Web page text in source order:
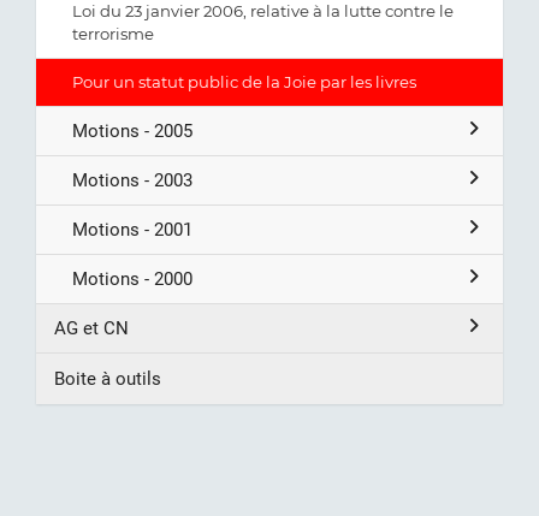
Loi du 23 janvier 2006, relative à la lutte contre le
terrorisme
Pour un statut public de la Joie par les livres
Motions - 2005
Motions - 2003
Motions - 2001
Motions - 2000
AG et CN
Boite à outils